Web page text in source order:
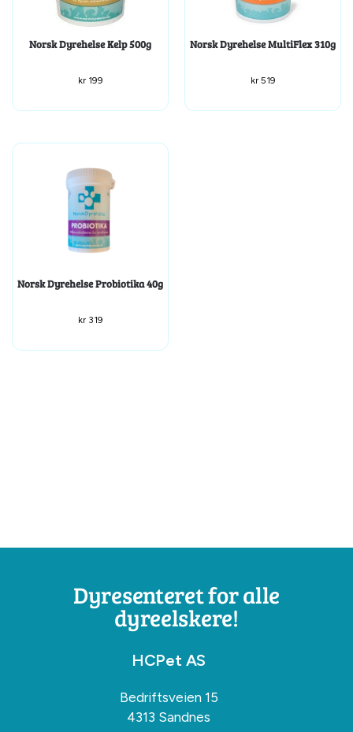
Norsk Dyrehelse Kelp 500g
kr199
Norsk Dyrehelse MultiFlex 310g
kr519
Norsk Dyrehelse Probiotika 40g
kr319
Dyresenteret for alle
dyreelskere!
HCPet AS
Bedriftsveien 15
4313 Sandnes